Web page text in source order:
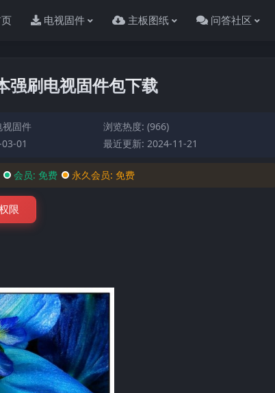
电视固件 主板图纸 问答社区
强刷电视固件包下载
视固件
浏览热度: (966)
01
最近更新: 2024-11-21
会员: 免费 永久会员:免费
限